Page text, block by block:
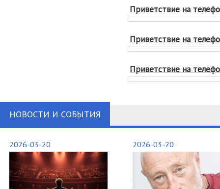
Приветствие на
Приветствие на
Приветствие на
НОВОСТИ И СОБЫТИЯ
2026-03-20 2026-03-20